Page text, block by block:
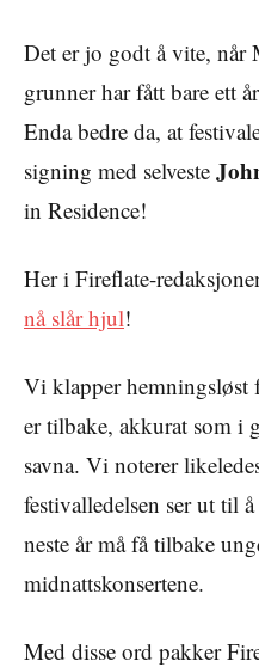
Det er jo godt å vite, når
grunner har fått bare ett
Enda bedre da, at
signing med selveste
in Residence!
Her i Fireflate-
nå slår hjul!
Vi klapper hemningsløst
er tilbake, akkurat som i
savna. Vi noterer
festivalledelsen ser ut til
neste år må få tilbake
midnattskonsertene.
Med disse ord pakker